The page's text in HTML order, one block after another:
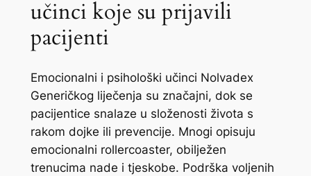
učinci koje su prijavili
pacijenti
Emocionalni i psihološki učinci Nolvadex
Generičkog liječenja su značajni, dok se
pacijentice snalaze u složenosti života s
rakom dojke ili prevencije. Mnogi opisuju
emocionalni rollercoaster, obilježen
trenucima nade i tjeskobe. Podrška voljenih